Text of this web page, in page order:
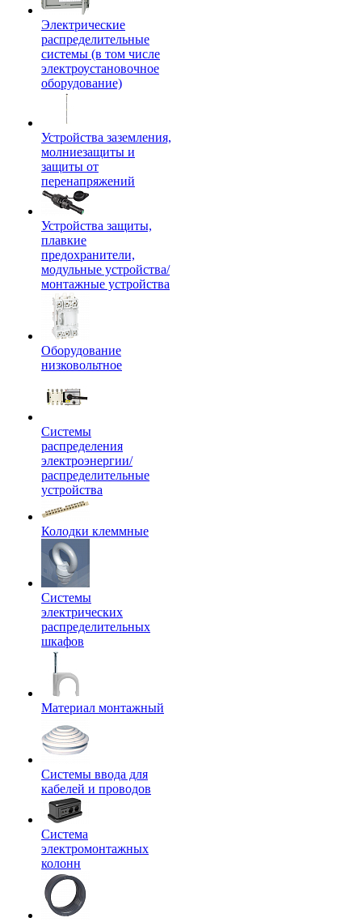
Электрические
распределительные
системы (в том числе
электроустановочное
оборудование)
Устройства заземления,
молниезащиты и
защиты от
перенапряжений
Устройства защиты,
плавкие
предохранители,
модульные устройства/
монтажные устройства
Оборудование
низковольтное
Системы
распределения
электроэнергии/
распределительные
устройства
Колодки клеммные
Системы
электрических
распределительных
шкафов
Материал монтажный
Системы ввода для
кабелей и проводов
Система
электромонтажных
колонн